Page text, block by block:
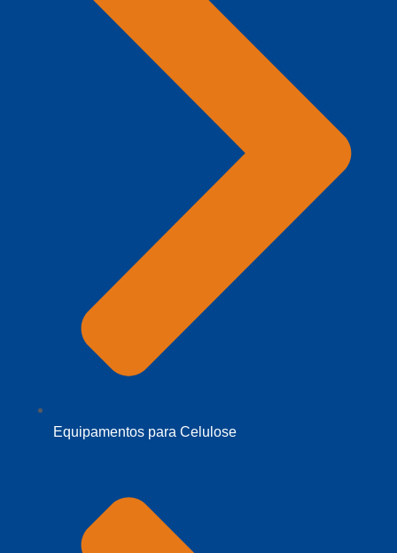
Equipamentos para Celulose